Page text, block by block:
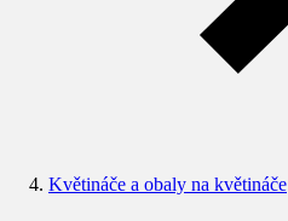
Květináče a obaly na květináče